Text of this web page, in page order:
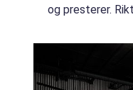
og presterer.
kommunikasjon